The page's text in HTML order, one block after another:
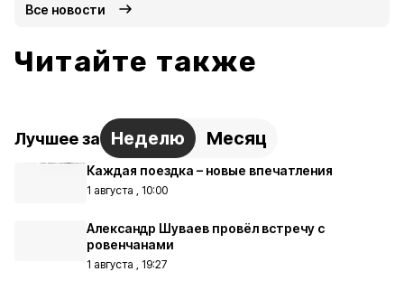
Все новости
Читайте также
Лучшее за Неделю Месяц
Каждая поездка – новые впечатления
1 августа , 10:00
Александр Шуваев провёл встречу с
ровенчанами
1 августа , 19:27